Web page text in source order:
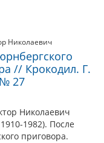
Николаевич
// Крокодил. Г.
27
Николаевич
1982). После
приговора.